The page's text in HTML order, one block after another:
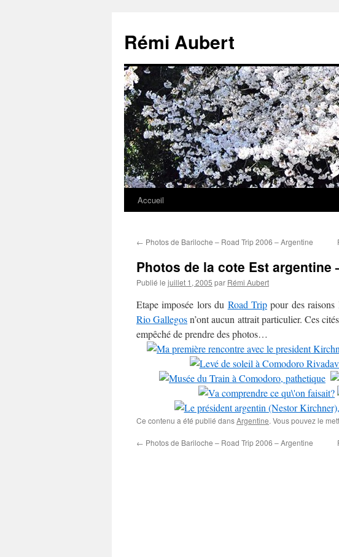
contenu
Rémi Aubert
Accueil
← Photos de Bariloche – Road Trip 2006 – Argentine
Photos de la cote Est argentine
Publié le juillet 1, 2005 par Rémi Aubert
Etape imposée lors du Road Trip pour des
Rio Gallegosn’ont aucun attrait particulier. Ces
empêché de prendre des photos…
Ce contenu a été publié dansArgentine. Vous pouvez le
← Photos de Bariloche – Road Trip 2006 – Argentine